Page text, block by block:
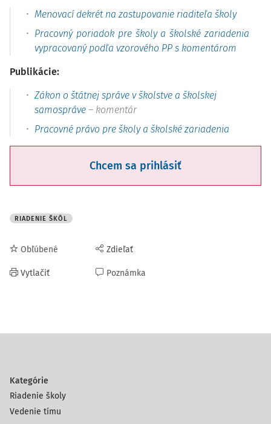
Menovací dekrét na zastupovanie riaditeľa školy
Pracovný poriadok pre školy a školské zariadenia
vypracovaný podľa vzorového PP s komentárom
Publikácie:
Zákon o štátnej správe v školstve a školskej
samospráve – komentár
Pracovné právo pre školy a školské zariadenia
Chcem sa prihlásiť
RIADENIE ŠKÔL
Obľúbené
Vytlačiť
Zdieľať
Poznámka
Kategórie
Riadenie školy
Vedenie tímu